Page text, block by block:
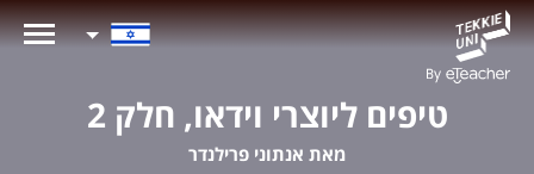
טיפים ליוצרי וידאו, חלק 2
מאת אנתוני פרילנדר